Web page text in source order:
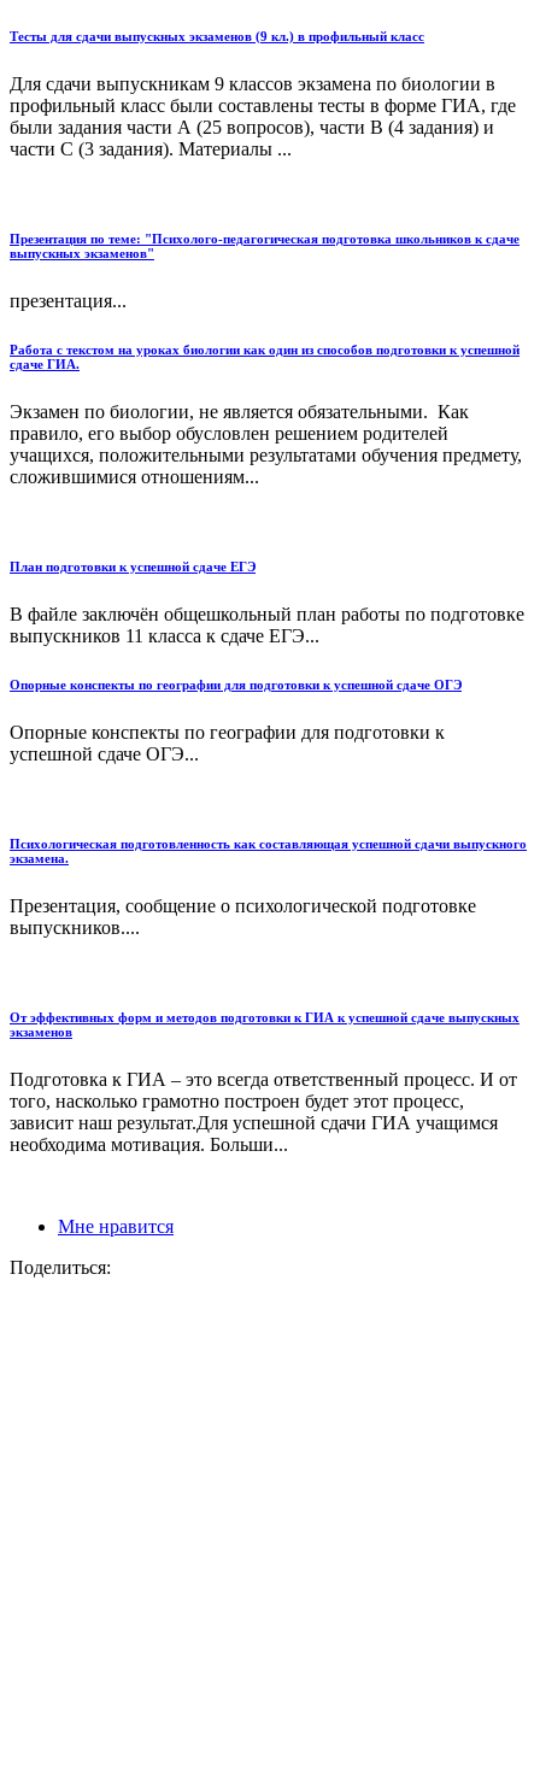
Тесты для сдачи выпускных экзаменов (9 кл.) в профильный класс
Для сдачи выпускникам 9 классов экзамена по биологии в
профильный класс были составлены тесты в форме ГИА, где
были задания части А (25 вопросов), части B (4 задания) и
части С (3 задания). Материалы ...
Презентация по теме: "Психолого-педагогическая подготовка школьников к сдаче
выпускных экзаменов"
презентация...
Работа с текстом на уроках биологии как один из способов подготовки к успешной
сдаче ГИА.
Экзамен по биологии, не является обязательными. Как
правило, его выбор обусловлен решением родителей
учащихся, положительными результатами обучения предмету,
сложившимися отношениям...
План подготовки к успешной сдаче ЕГЭ
В файле заключён общешкольный план работы по подготовке
выпускников 11 класса к сдаче ЕГЭ...
Опорные конспекты по географии для подготовки к успешной сдаче ОГЭ
Опорные конспекты по географии для подготовки к
успешной сдаче ОГЭ...
Психологическая подготовленность как составляющая успешной сдачи выпускного
экзамена.
Презентация, сообщение о психологической подготовке
выпускников....
От эффективных форм и методов подготовки к ГИА к успешной сдаче выпускных
экзаменов
Подготовка к ГИА – это всегда ответственный процесс. И от
того, насколько грамотно построен будет этот процесс,
зависит наш результат.Для успешной сдачи ГИА учащимся
необходима мотивация. Больши...
Мне нравится
Поделиться: